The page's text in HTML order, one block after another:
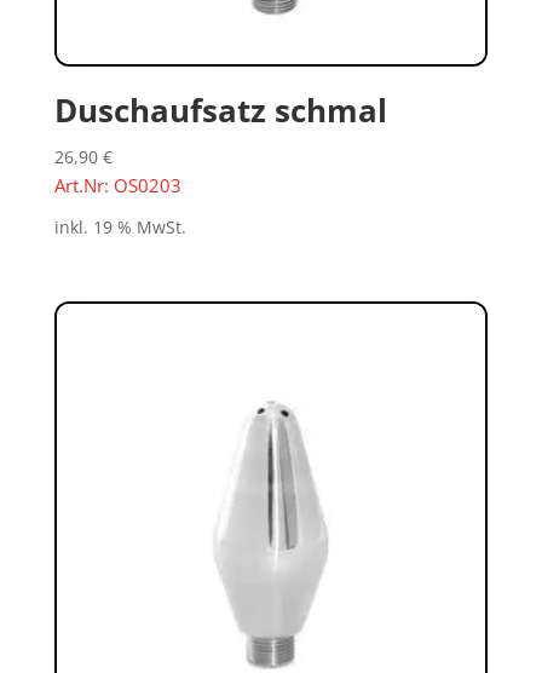
Duschaufsatz schmal
26,90 €
Art.Nr: OS0203
inkl. 19 % MwSt.